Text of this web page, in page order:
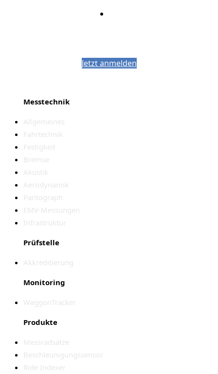
Jetzt anmelden
Messtechnik
Allgemeines
Fahrtechnik
Festigkeit
Bremse
Akustik
Aerodynamik
Pantograph
EMV-Messungen
Infrastruktur
Prüfstelle
Akkreditierung
Monitoring
WaggonTracker
Produkte
Messradsätze
Beschleunigungssensor
Ride Indexer